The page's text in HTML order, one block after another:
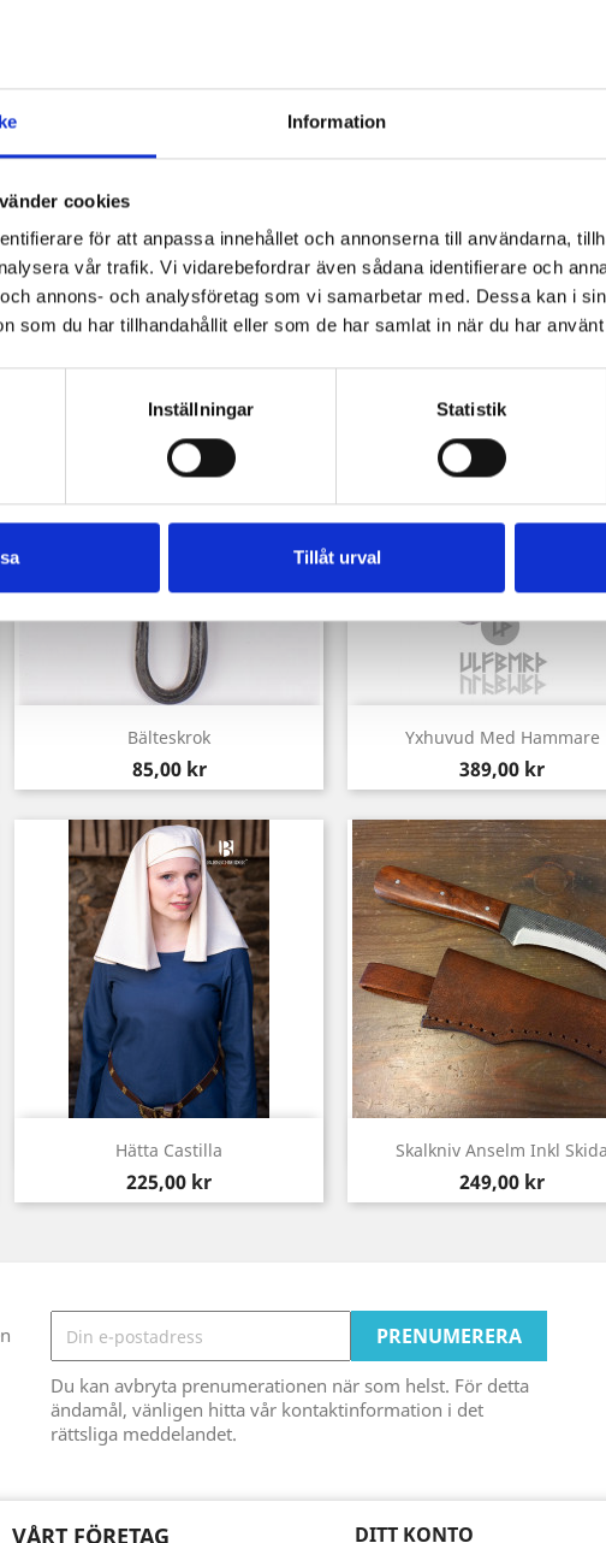
Information
cookies
för att anpassa innehållet och annonserna till användarna,
vår trafik. Vi vidarebefordrar även sådana identifierare och
annons- och analysföretag som vi samarbetar med. Dessa kan i
som du har tillhandahållit eller som de har samlat in när du har
Inställningar Statistik
Tillåt urval
Under medeltiden
och höja den till
om själva gaffeln fanns
serveringsföremål, till
skär den, på samma
Ca 22 cm
köpte också:
Bälteskrok
Pris
85,00 kr
Snabbvy Yxhuvud Med Hammare
Pris
389,00 kr
 Snabbvy
Hätta Castilla
Pris
225,00 kr
Snabbvy Skalkniv Anselm Inkl Skida
Pris
249,00 kr
Snabbvy
Du kan avbryta prenumerationen när som helst. För detta
ändamål, vänligen hitta vår kontaktinformation i det
rättsliga meddelandet.
VÅRT FÖRETAG DITT KONTO